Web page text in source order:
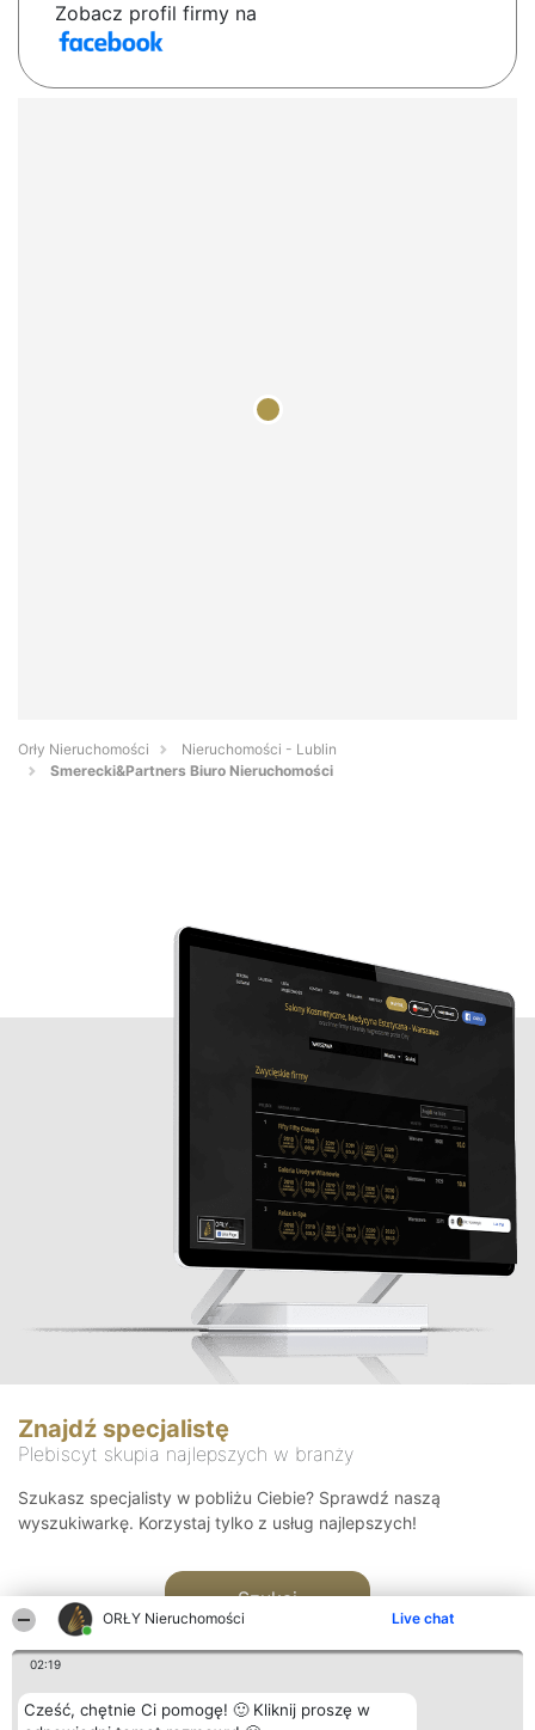
ORŁY Nieruchomości Live chat
02:19
Cześć, chętnie Ci pomogę! 🙂 Kliknij proszę w
Zobacz profil firmy na
Orły Nieruchomości
Nieruchomości - Lublin
Smerecki&Partners Biuro Nieruchomości
Znajdź specjalistę
Plebiscyt skupia najlepszych w branży
Szukasz specjalisty w pobliżu Ciebie? Sprawdź naszą
wyszukiwarkę. Korzystaj tylko z usług najlepszych!
Szukaj